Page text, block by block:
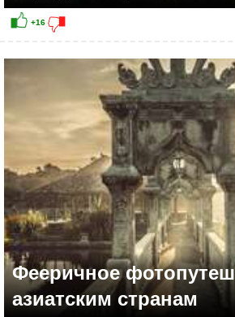
+21
Фееричное
азиатским странам